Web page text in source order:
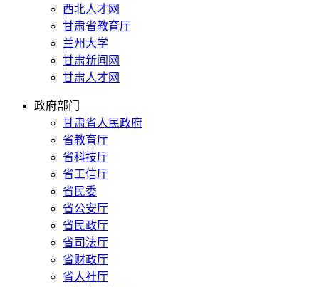
西北人才网
甘肃省教育厅
兰州大学
甘肃新闻网
甘肃人才网
政府部门
甘肃省人民政府
省教育厅
省科技厅
省工信厅
省民委
省公安厅
省民政厅
省司法厅
省财政厅
省人社厅